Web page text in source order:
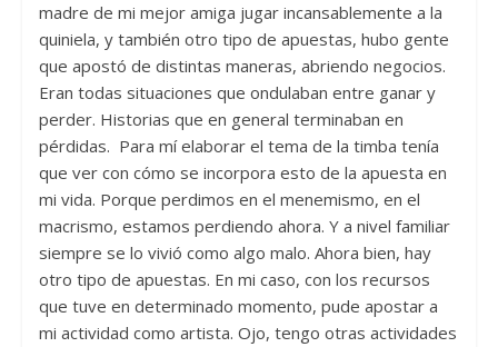
madre de mi mejor amiga jugar incansablemente a la
quiniela, y también otro tipo de apuestas, hubo gente
que apostó de distintas maneras, abriendo negocios.
Eran todas situaciones que ondulaban entre ganar y
perder. Historias que en general terminaban en
pérdidas. Para mí elaborar el tema de la timba tenía
que ver con cómo se incorpora esto de la apuesta en
mi vida. Porque perdimos en el menemismo, en el
macrismo, estamos perdiendo ahora. Y a nivel familiar
siempre se lo vivió como algo malo. Ahora bien, hay
otro tipo de apuestas. En mi caso, con los recursos
que tuve en determinado momento, pude apostar a
mi actividad como artista. Ojo, tengo otras actividades